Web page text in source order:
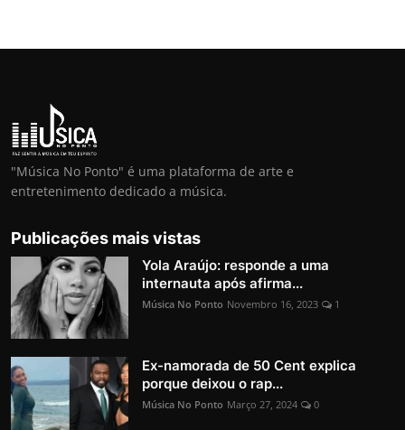
"Música No Ponto" é uma plataforma de arte e
entretenimento dedicado a música.
Publicações mais vistas
Yola Araújo: responde a uma
internauta após afirma...
Música No Ponto Novembro 16, 2023 1
Ex-namorada de 50 Cent explica
porque deixou o rap...
Música No Ponto Março 27, 2024 0